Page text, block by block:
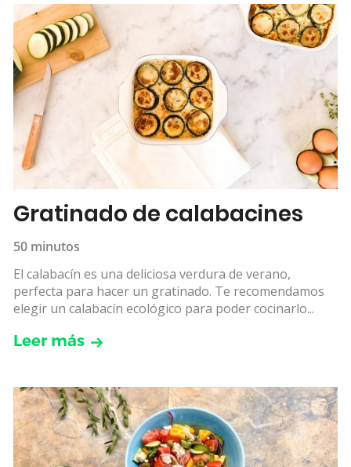
Gratinado de calabacines
50 minutos
El calabacín es una deliciosa verdura de verano,
perfecta para hacer un gratinado. Te recomendamos
elegir un calabacín ecológico para poder cocinarlo...
Leer más